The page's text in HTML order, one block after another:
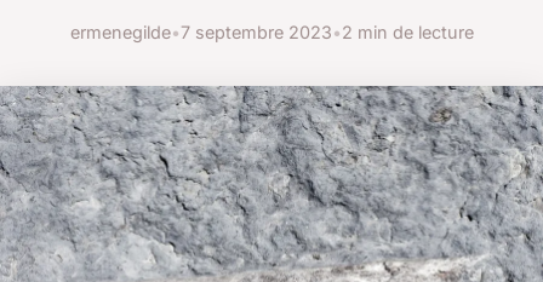
ermenegilde•7 septembre 2023•2 min de lecture